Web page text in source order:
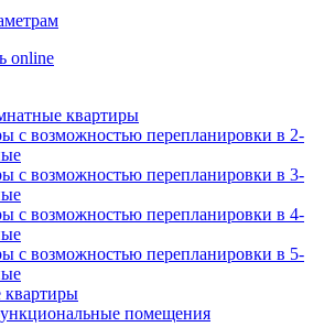
online
квартиры
с возможностью перепланировки в 2-
с возможностью перепланировки в 3-
с возможностью перепланировки в 4-
с возможностью перепланировки в 5-
квартиры
помещения